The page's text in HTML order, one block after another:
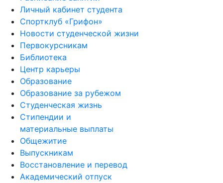
Личный кабинет студента
Спортклуб «Грифон»
Новости студенческой жизни
Первокурсникам
Библиотека
Центр карьеры
Образование
Образование за рубежом
Студенческая жизнь
Стипендии и
материальные выплаты
Общежитие
Выпускникам
Восстановление и перевод
Академический отпуск